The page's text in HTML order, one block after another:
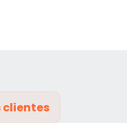
clientes